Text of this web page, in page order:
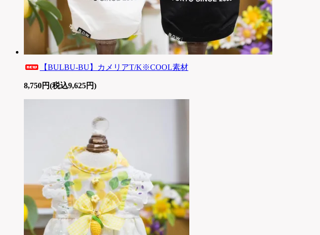
【BULBU-BU】カメリアT/K※COOL素材
8,750円(税込9,625円)